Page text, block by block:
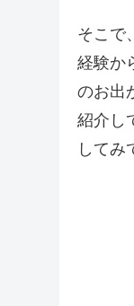
そこで
経験か
のお出
紹介し
してみ